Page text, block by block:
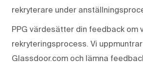
rekryterare under
PPG värdesätter din feedback om
rekryteringsprocess. Vi
Glassdoor.com och lämna